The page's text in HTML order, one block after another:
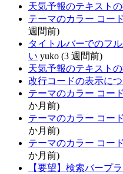
天気予報のテキスト
テーマのカラー コー
週間前)
タイトルバーでのフ
い yuko (3 週間前)
天気予報のテキスト
改行コードの表示に
テーマのカラー コー
か月前)
テーマのカラー コー
か月前)
テーマのカラー コー
か月前)
【要望】検索バープ